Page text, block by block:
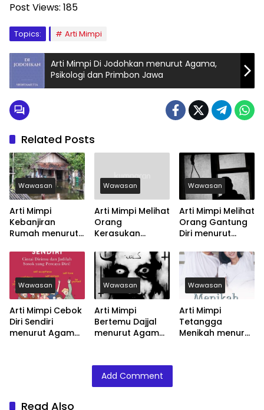
Post Views: 185
Topics: Arti Mimpi
Arti Mimpi Di Jodohkan menurut Agama,
Psikologi dan Primbon Jawa
Related Posts
Wawasan
Arti Mimpi
Kebanjiran
Rumah menurut
dan Primbon
Jawa
Wawasan
Arti Mimpi Melihat
Orang
Kerasukan
Psikologi dan
Primbon Jawa
Wawasan
Arti Mimpi Melihat
Orang Gantung
Diri menurut
dan Primbon
Jawa
Wawasan
Arti Mimpi Cebok
Diri Sendiri
menurut Agama,
Wawasan
Arti Mimpi
Bertemu Dajjal
menurut Agama,
Wawasan
Arti Mimpi
Tetangga
Menikah menurut
Add Comment
Read Also